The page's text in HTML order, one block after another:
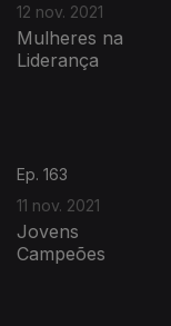
12 nov. 2021
Mulheres na
Liderança
Ep. 163
11 nov. 2021
Jovens
Campeões